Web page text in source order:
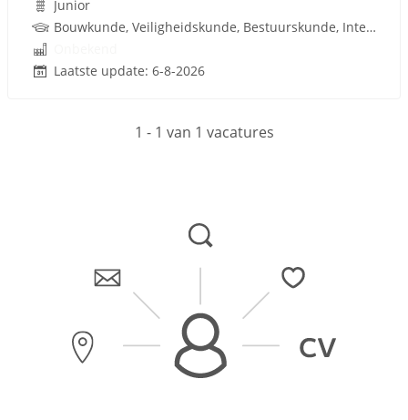
Junior
Bouwkunde, Veiligheidskunde, Bestuurskunde, Integrale Veiligheidskunde , Ruimtelijke Ordening
Laatste update: 6-8-2026
1 - 1 van 1 vacatures